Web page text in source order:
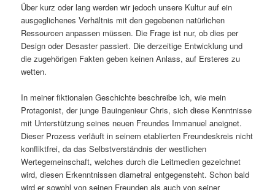
Über kurz oder lang werden wir jedoch unsere Kultur auf ein
ausgeglichenes Verhältnis mit den gegebenen natürlichen
Ressourcen anpassen müssen. Die Frage ist nur, ob dies per
Design oder Desaster passiert. Die derzeitige Entwicklung und
die zugehörigen Fakten geben keinen Anlass, auf Ersteres zu
wetten.
In meiner fiktionalen Geschichte beschreibe ich, wie mein
Protagonist, der junge Bauingenieur Chris, sich diese Kenntnisse
mit Unterstützung seines neuen Freundes Immanuel aneignet.
Dieser Prozess verläuft in seinem etablierten Freundeskreis nicht
konfliktfrei, da das Selbstverständnis der westlichen
Wertegemeinschaft, welches durch die Leitmedien gezeichnet
wird, diesen Erkenntnissen diametral entgegensteht. Schon bald
wird er sowohl von seinen Freunden als auch von seiner